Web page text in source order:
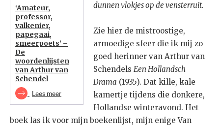
‘Amateur,
professor,
valkenier,
papegaai,
smeerpoets’ –
De
woordenlijsten
van Arthur van
Schendel
Lees meer
dunnen vlokjes op de vensterruit.
Zie hier de mistroostige,
armoedige sfeer die ik mij zo
goed herinner van Arthur van
Schendels Een Hollandsch
Drama (1935). Dat kille, kale
kamertje tijdens die donkere,
Hollandse winteravond. Het
boek las ik voor mijn boekenlijst, mijn enige Van